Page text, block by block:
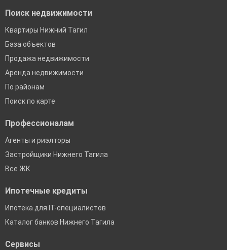
Поиск недвижимости
Квартиры Нижний Тагил
База объектов
Продажа недвижимости
Аренда недвижимости
По районам
Поиск по карте
Профессионалам
Агенты и риэлторы
Застройщики Нижнего Тагила
Все ЖК
Ипотечные кредиты
Ипотека для IT-специалистов
Каталог банков Нижнего Тагила
Сервисы